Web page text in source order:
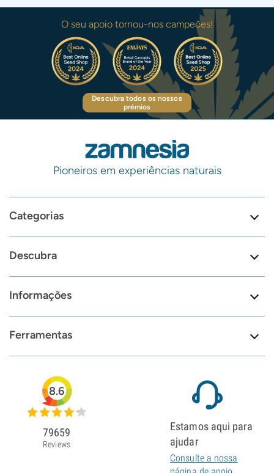
O seu apoio tornou-nos campeões!
Descubra todos os nossos
prémios
Pioneiros em experiências naturais
Categorias
Descubra
Informações
Ferramentas
8.6
79659
Reviews
Estamos aqui para
ajudar
Consulte a nossa